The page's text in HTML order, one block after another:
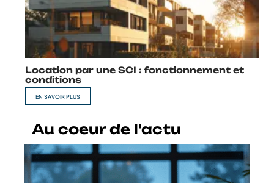
Location par une SCI : fonctionnement et
conditions
EN SAVOIR PLUS
Au coeur de l'actu